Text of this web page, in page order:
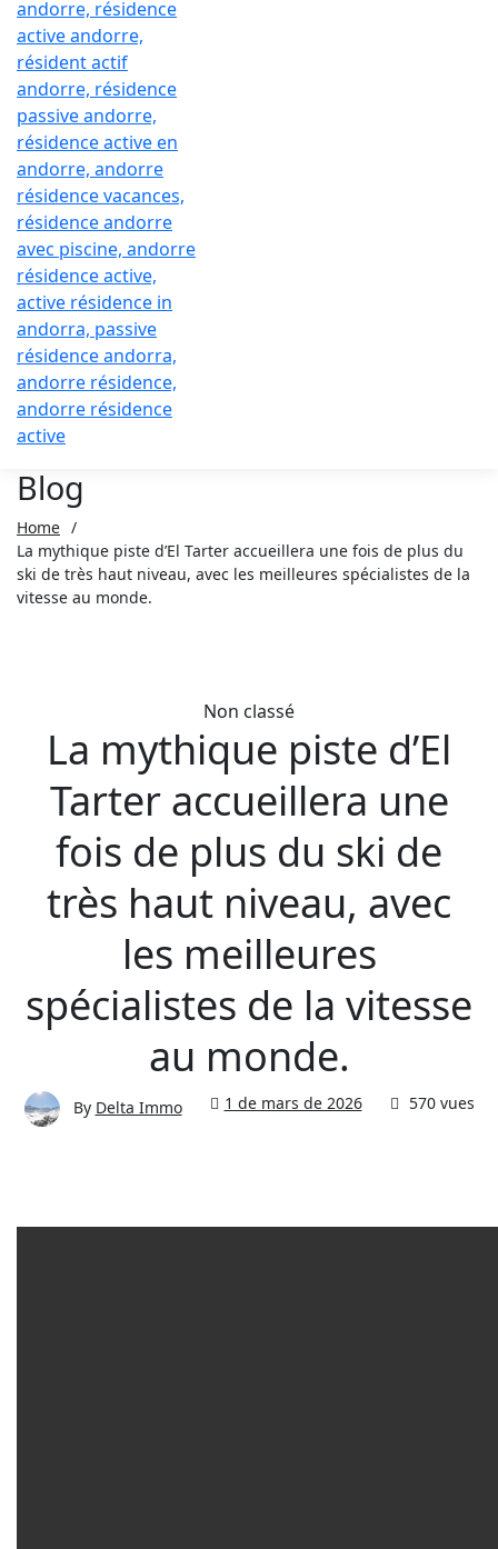
Blog
Home /
La mythique piste d’El Tarter accueillera une fois de plus du
ski de très haut niveau, avec les meilleures spécialistes de la
vitesse au monde.
Non classé
La mythique piste d’El
Tarter accueillera une
fois de plus du ski de
très haut niveau, avec
les meilleures
spécialistes de la vitesse
au monde.
By Delta Immo 1 de mars de 2026 570 vues